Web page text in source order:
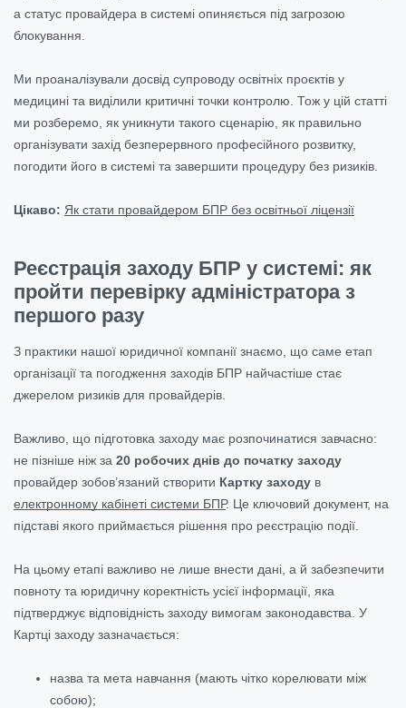
а статус провайдера в системі опиняється під загрозою
блокування.
Ми проаналізували досвід супроводу освітніх проєктів у
медицині та виділили критичні точки контролю. Тож у цій статті
ми розберемо, як уникнути такого сценарію, як правильно
організувати захід безперервного професійного розвитку,
погодити його в системі та завершити процедуру без ризиків.
Цікаво: Як стати провайдером БПР без освітньої ліцензії
Реєстрація заходу БПР у системі: як
пройти перевірку адміністратора з
першого разу
З практики нашої юридичної компанії знаємо, що саме етап
організації та погодження заходів БПР найчастіше стає
джерелом ризиків для провайдерів.
Важливо, що підготовка заходу має розпочинатися завчасно:
не пізніше ніж за 20 робочих днів до початку заходу
провайдер зобов’язаний створити Картку заходу в
електронному кабінеті системи БПР. Це ключовий документ, на
підставі якого приймається рішення про реєстрацію події.
На цьому етапі важливо не лише внести дані, а й забезпечити
повноту та юридичну коректність усієї інформації, яка
підтверджує відповідність заходу вимогам законодавства. У
Картці заходу зазначається:
назва та мета навчання (мають чітко корелювати між
собою);